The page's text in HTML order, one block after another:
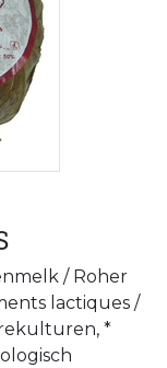
/ Roher
lactiques /
*